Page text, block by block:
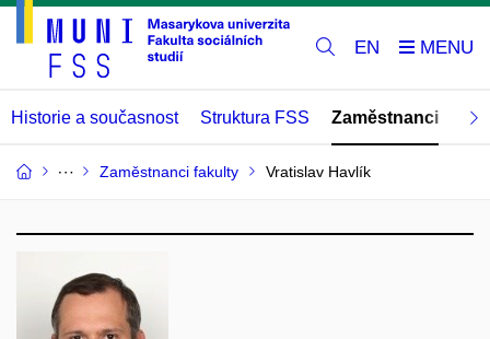
EN
Historie a současnost Struktura FSS Zaměstnanci
Zaměstnanci fakulty Vratislav Havlík